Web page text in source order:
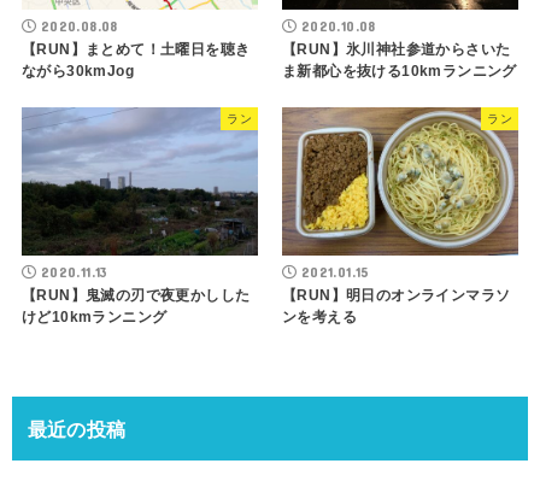
2020.08.08
【RUN】まとめて！土曜日を聴き
ながら30kmJog
2020.10.08
【RUN】氷川神社参道からさいた
ま新都心を抜ける10kmランニング
ラン
2020.11.13
【RUN】鬼滅の刃で夜更かしした
けど10kmランニング
ラン
2021.01.15
【RUN】明日のオンラインマラソ
ンを考える
最近の投稿